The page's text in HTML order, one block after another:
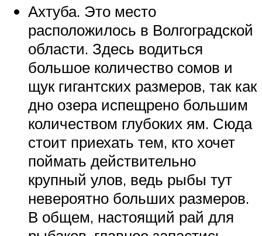
Ахтуба. Это место
расположилось в Волгоградской
области. Здесь водиться
большое количество сомов и
щук гигантских размеров, так как
дно озера испещрено большим
количеством глубоких ям. Сюда
стоит приехать тем, кто хочет
поймать действительно
крупный улов, ведь рыбы тут
невероятно больших размеров.
В общем, настоящий рай для